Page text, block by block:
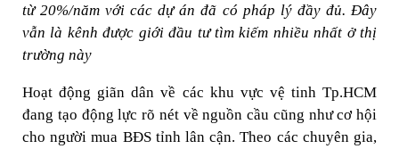
từ 20%/năm với các dự án đã có pháp lý đầy đủ. Đây
vẫn là kênh được giới đầu tư tìm kiếm nhiều nhất ở thị
trường này
Hoạt động giãn dân về các khu vực vệ tinh Tp.HCM
đang tạo động lực rõ nét về nguồn cầu cũng như cơ hội
cho người mua BĐS tỉnh lân cận. Theo các chuyên gia,